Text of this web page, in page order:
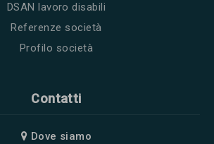
DSAN lavoro disabili
Referenze società
Profilo società
Contatti
Dove siamo